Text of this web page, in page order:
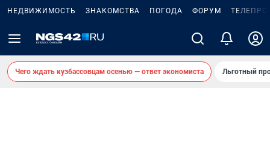
НЕДВИЖИМОСТЬ ЗНАКОМСТВА ПОГОДА ФОРУМ
Чего ждать кузбассовцам осенью — ответ экономиста Льготный